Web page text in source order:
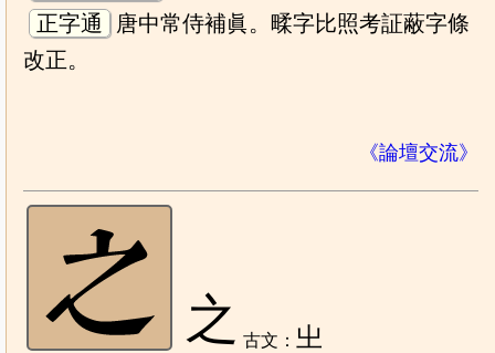
正字通
唐中常侍補眞。㽥字比照考証蔽字條
改正。
《論壇交流》
之 古文： 㞢